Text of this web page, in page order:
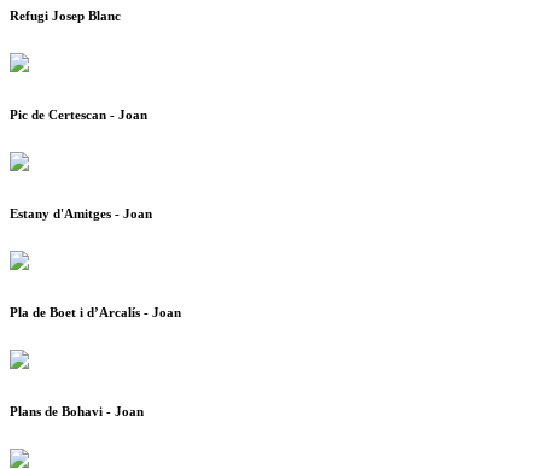
Refugi Josep Blanc
Pic de Certescan - Joan
Estany d'Amitges - Joan
Pla de Boet i d’Arcalís - Joan
Plans de Bohavi - Joan